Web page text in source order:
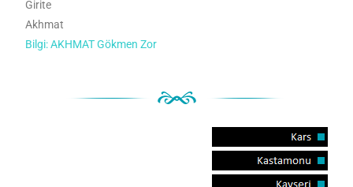
Girite
Akhmat
Bilgi: AKHMAT Gökmen Zor